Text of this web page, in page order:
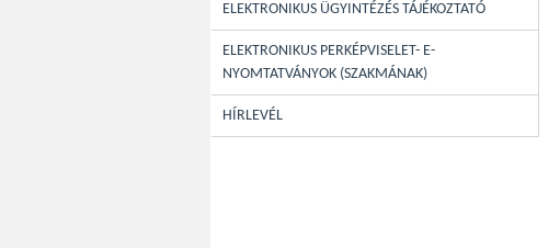
ELEKTRONIKUS ÜGYINTÉZÉS TÁJÉKOZTATÓ
ELEKTRONIKUS PERKÉPVISELET- E-
NYOMTATVÁNYOK (SZAKMÁNAK)
HÍRLEVÉL